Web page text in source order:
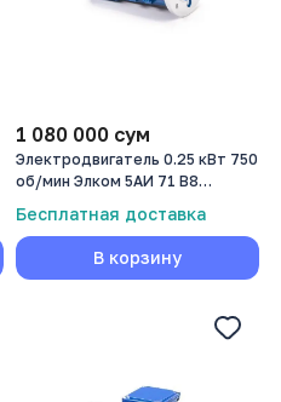
1 080 000 сум
Электродвигатель 0.25 кВт 750
об/мин Элком 5АИ 71 В8
Бесплатная доставка
В корзину